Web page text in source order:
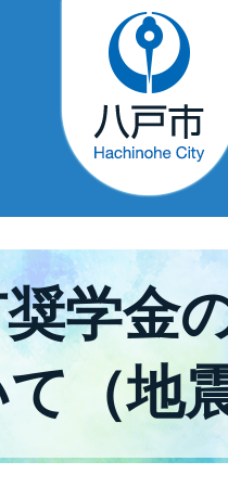
学金
（地